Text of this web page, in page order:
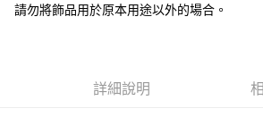
請勿將飾品用於原本用途以外的場合。
詳細說明